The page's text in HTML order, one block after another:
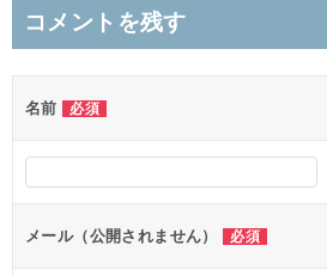
ビ
ー
シ
ン
コメントを残す
名前 必須
メール（公開されません） 必須